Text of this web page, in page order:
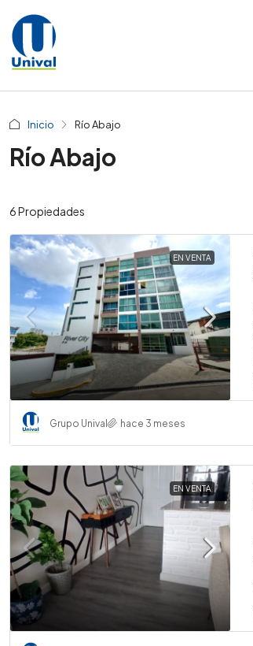
Inicio Río Abajo
Río Abajo
6 Propiedades
EN VENTA
Grupo Unival hace 3 meses
EN VENTA